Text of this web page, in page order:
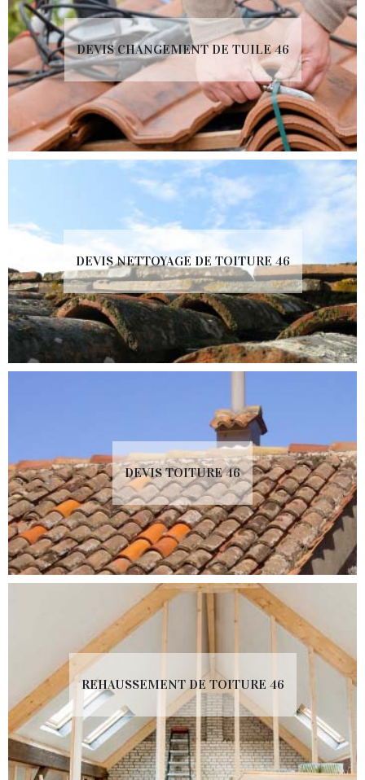
DEVIS CHANGEMENT DE TUILE 46
DEVIS NETTOYAGE DE TOITURE 46
DEVIS TOITURE 46
REHAUSSEMENT DE TOITURE 46